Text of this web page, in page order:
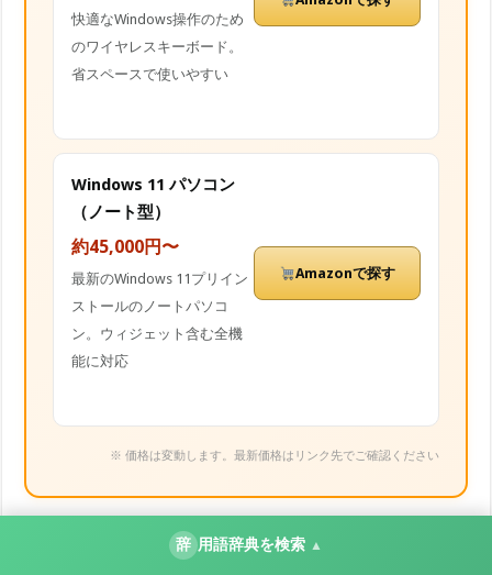
快適なWindows操作のため
のワイヤレスキーボード。
省スペースで使いやすい
Windows 11 パソコン
（ノート型）
約45,000円〜
最新のWindows 11プリイン
ストールのノートパソコ
ン。ウィジェット含む全機
能に対応
Amazonで探す
※ 価格は変動します。最新価格はリンク先でご確認ください
辞 用語辞典を検索 ▲